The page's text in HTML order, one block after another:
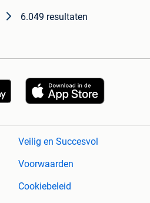
6.049 resultaten
Veilig en Succesvol
Voorwaarden
Cookiebeleid